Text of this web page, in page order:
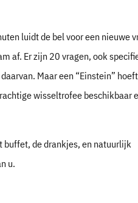
luidt de bel voor een nieuwe
af. Er zijn 20 vragen, ook
Maar een “Einstein”
wisseltrofee beschikbaar
buffet, de drankjes, en natuurlijk
u.